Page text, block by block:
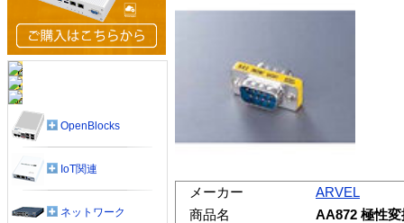
メーカー
ARVEL
商品名
AA872 極性
OpenBlocks
IoT関連
ネットワーク